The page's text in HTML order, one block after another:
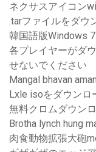
ネクサスアイコン
.tarファイルをダウ
韓国語版Windows
各プレイヤーがダ
せないでください
Mangal bhavan
Lxle isoをダウンロ
無料クロムダウン
Brotha lynch hung
肉食動物拡張大砲